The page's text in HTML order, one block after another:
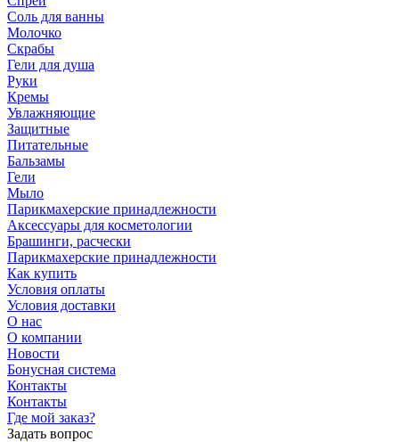
Соль для ванны
Молочко
Скрабы
Гели для душа
Руки
Кремы
Увлажняющие
Защитные
Питательные
Бальзамы
Гели
Мыло
Парикмахерские принадлежности
Аксессуары для косметологии
Брашинги, расчески
Парикмахерские принадлежности
Как купить
Условия оплаты
Условия доставки
О нас
О компании
Новости
Бонусная система
Контакты
Контакты
Где мой заказ?
Задать вопрос